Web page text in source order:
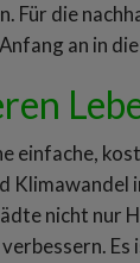
Für die
an in
einfache,
nicht nur
Es